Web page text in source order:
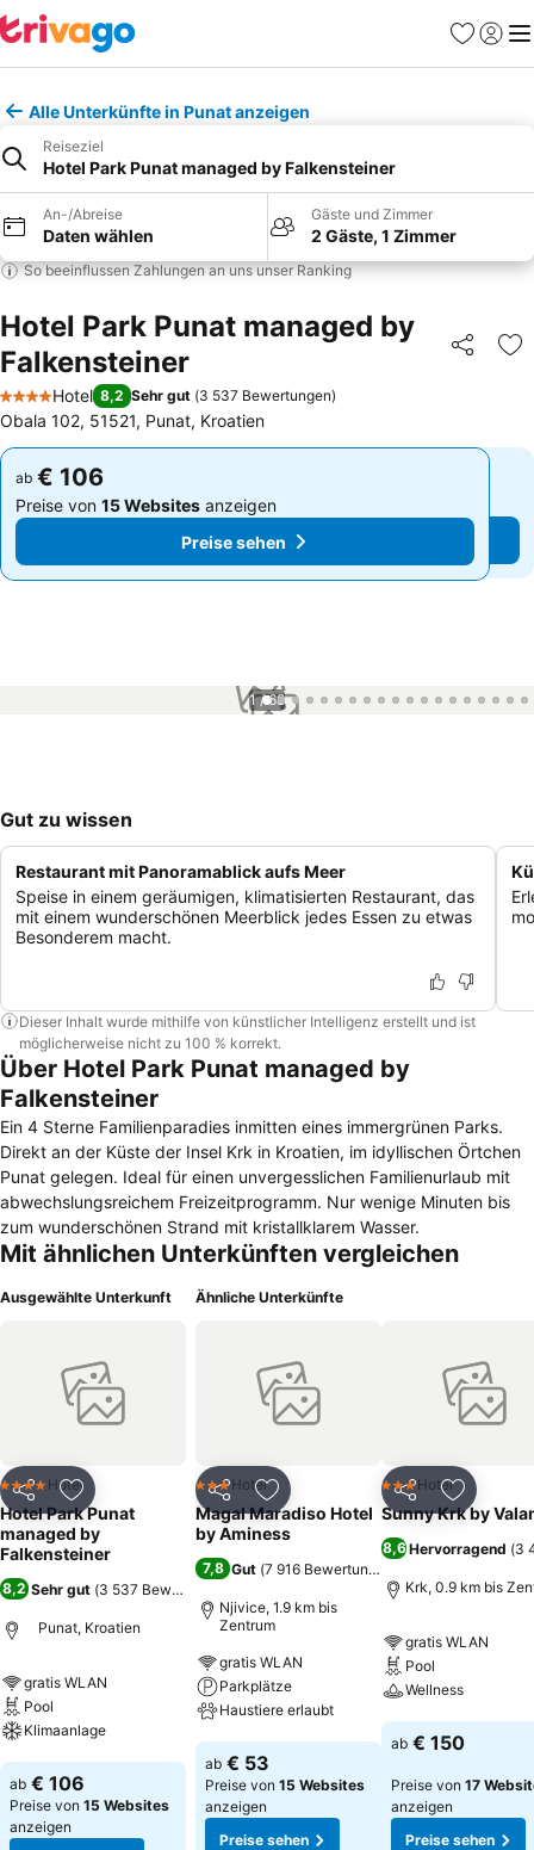
Favoriten
Alle Unterkünfte in Punat anzeigen
Reiseziel
Hotel Park Punat managed by Falkensteiner
An-/Abreise
Daten wählen
Gäste und Zimmer
2 Gäste, 1 Zimmer
So beeinflussen Zahlungen an uns unser Ranking
Hotel Park Punat managed by
Falkensteiner
Teilen
4 Sterne
Hotel 8,2 Sehr gut (3 537 Bewertungen)
Obala 102, 51521, Punat, Kroatien
ab € 106
Preise von 15 Websitesanzeigen
Preise sehen
ab € 106
Preise von 15 Websites anzeigen
Preise sehen
1 / 68
Gut zu wissen
Restaurant mit Panoramablick aufs Meer
Speise in einem geräumigen, klimatisierten Restaurant, das
mit einem wunderschönen Meerblick jedes Essen zu etwas
Besonderem macht.
Dieser Inhalt wurde mithilfe von künstlicher Intelligenz erstellt und ist
möglicherweise nicht zu 100 % korrekt.
Über Hotel Park Punat managed by
Falkensteiner
Ein 4 Sterne Familienparadies inmitten eines immergrünen Parks.
Direkt an der Küste der Insel Krk in Kroatien, im idyllischen Örtchen
Punat gelegen. Ideal für einen unvergesslichen Familienurlaub mit
abwechslungsreichem Freizeitprogramm. Nur wenige Minuten bis
zum wunderschönen Strand mit kristallklarem Wasser.
Mit ähnlichen Unterkünften vergleichen
Ausgewählte Unterkunft
Teilen Zu Favoriten hinzufügen
4 SterneHotel
Hotel Park Punat
managed by
Falkensteiner
8,2 Sehr gut (3 537 Bewertungen
Punat, Kroatien
gratis WLAN
Pool
Klimaanlage
Preise sehen
ab € 106
Preise von 15 Websites
anzeigen
Ähnliche Unterkünfte
Teilen Zu Favoriten hinzufügen
3 SterneHotel
Magal Maradiso Hotel
by Aminess
7,8 Gut (7 916 Bewertungen
Njivice, 1.9 km bis
Zentrum
gratis WLAN
Parkplätze
Haustiere erlaubt
Preise sehen
ab € 53
Preise von 15 Websites
anzeigen
Preise sehen
Teilen Zu
3 SterneHotel
Sunny Krk by
8,6Hervorragend (3
Krk, 0.9 km bis
gratis WLAN
Pool
Wellness
Preise sehen
ab € 150
Preise von 17
anzeigen
Preise sehen